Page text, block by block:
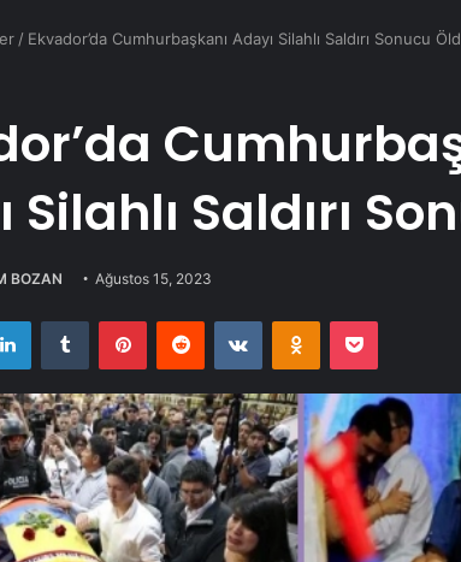
/ Ekvador’da Cumhurbaşkanı Adayı Silahlı Saldırı Sonucu
Silahlı Saldırı
BOZAN Ağustos 15, 2023
LinkedInTumblr PinterestReddit VKontakteOdnoklassniki
Pocket